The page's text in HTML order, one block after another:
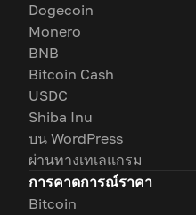
Dogecoin
Monero
BNB
Bitcoin Cash
USDC
Shiba Inu
บน WordPress
ผ่านทางเทเลแกรม
การคาดการณ์ราคา
Bitcoin